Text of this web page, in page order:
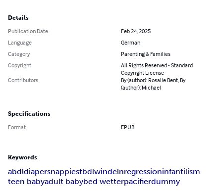
Details
Publication Date
Feb 24, 2025
Language
German
Category
Parenting & Families
Copyright
All Rights Reserved - Standard
Copyright License
Contributors
By (author): Rosalie Bent, By
(author): Michael
Specifications
Format EPUB
Keywords
abdldiapersnappiestbdlwindelnregressioninfantilism
teen babyadult babybed wetterpacifierdummy